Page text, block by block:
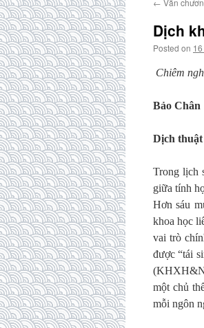
← Văn
Dịch
Posted on
Chiêm
Bảo Chân
Dịch
Trong lịch
giữa tính
Hơn sáu
khoa học
vai trò
được “tái
một chủ
mỗi ngôn